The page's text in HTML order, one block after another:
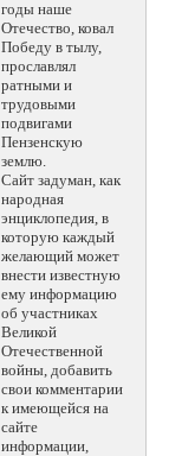
годы наше
Отечество, ковал
Победу в тылу,
прославлял
ратными и
трудовыми
подвигами
Пензенскую
землю.
Сайт задуман, как
народная
энциклопедия, в
которую каждый
желающий может
внести известную
ему информацию
об участниках
Великой
Отечественной
войны, добавить
свои комментарии
к имеющейся на
сайте
информации,